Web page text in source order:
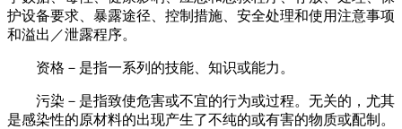
护设备要求、暴露途径、控制措施、安全处理和使用注意事项
和溢出／泄露程序。
资格－是指一系列的技能、知识或能力。
污染－是指致使危害或不宜的行为或过程。无关的，尤其
是感染性的原材料的出现产生了不纯的或有害的物质或配制。